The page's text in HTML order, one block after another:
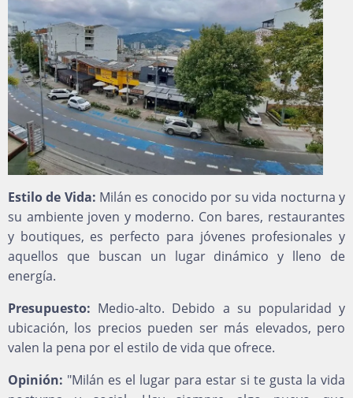
Estilo de Vida: Milán es conocido por su vida nocturna y
su ambiente joven y moderno. Con bares, restaurantes
y boutiques, es perfecto para jóvenes profesionales y
aquellos que buscan un lugar dinámico y lleno de
energía.
Presupuesto: Medio-alto. Debido a su popularidad y
ubicación, los precios pueden ser más elevados, pero
valen la pena por el estilo de vida que ofrece.
Opinión: "Milán es el lugar para estar si te gusta la vida